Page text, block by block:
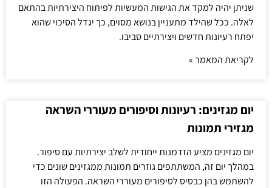
שניתן יהיה למקד את הגישות המעשיות לפיתוח היצירתיות בהתאם
לאלה. ככל שהילד מתעניין בנושא מסוים, כך יגדל הסיכוי שהוא
יפתח רעיונות חדשים ויצירתיים סביבו.
לקריאת המאמר »
יום מגזינים: רעיונות וסיפורים מעוררי השראה
מגזירי תמונות
יום מגזינים מציע הזדמנות ייחודית לשלב יצירתיות עם סיפור.
במהלך יום זה, המשתתפים גוזרים תמונות ממגזינים שונים כדי
להשתמש בהן כבסיס לסיפורים מעוררי השראה. הפעולה הזו